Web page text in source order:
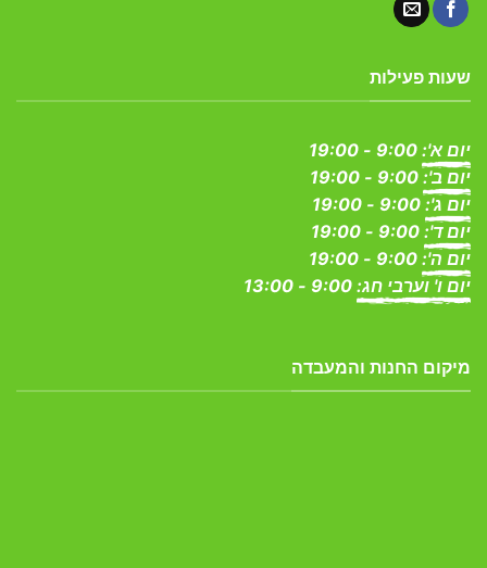
שעות פעילות
יום א':
יום ב':
יום ג':
יום ד':
יום ה':
יום ו' וערבי חג:
מיקום החנות והמעבדה